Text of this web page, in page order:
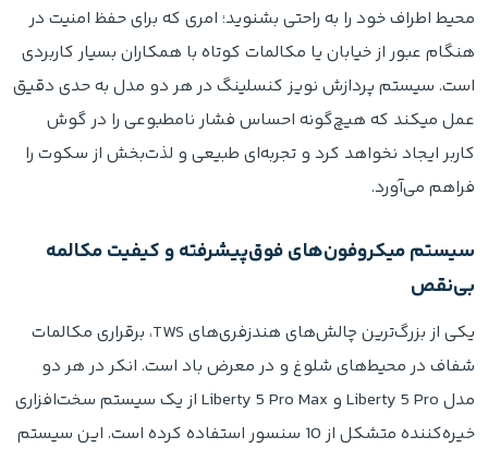
محیط اطراف خود را به راحتی بشنوید؛ امری که برای حفظ امنیت در
هنگام عبور از خیابان یا مکالمات کوتاه با همکاران بسیار کاربردی
است. سیستم پردازش نویز کنسلینگ در هر دو مدل به حدی دقیق
عمل میکند که هیچ‌گونه احساس فشار نامطبوعی را در گوش
کاربر ایجاد نخواهد کرد و تجربه‌ای طبیعی و لذت‌بخش از سکوت را
فراهم می‌آورد.
سیستم میکروفون‌های فوق‌پیشرفته و کیفیت مکالمه
بی‌نقص
یکی از بزرگ‌ترین چالش‌های هندزفری‌های TWS، برقراری مکالمات
شفاف در محیط‌های شلوغ و در معرض باد است. انکر در هر دو
مدل Liberty 5 Pro و Liberty 5 Pro Max از یک سیستم سخت‌افزاری
خیره‌کننده متشکل از 10 سنسور استفاده کرده است. این سیستم